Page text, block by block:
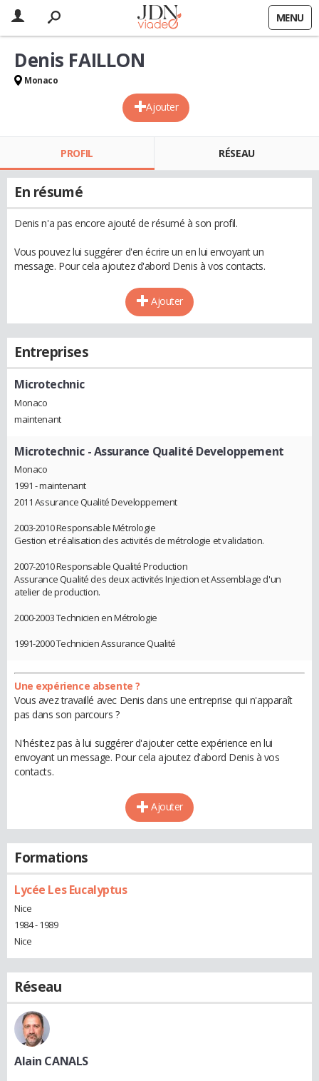
MENU
Ajouter
Denis FAILLON
Monaco
PROFIL RÉSEAU
En résumé
Denis n'a pas encore ajouté de résumé à son profil.
Vous pouvez lui suggérer d'en écrire un en lui envoyant un
message. Pour cela ajoutez d'abord Denis à vos contacts.
Ajouter
Entreprises
Microtechnic
Monaco
maintenant
Microtechnic- Assurance Qualité Developpement
Monaco
1991 - maintenant
2011 Assurance Qualité Developpement
2003-2010 Responsable Métrologie
Gestion et réalisation des activités de métrologie et validation.
2007-2010 Responsable Qualité Production
Assurance Qualité des deux activités Injection et Assemblage d'un
atelier de production.
2000-2003 Technicien en Métrologie
1991-2000 Technicien Assurance Qualité
Une expérience absente ?
Vous avez travaillé avec Denis dans une entreprise qui n'apparaît
pas dans son parcours ?
N'hésitez pas à lui suggérer d'ajouter cette expérience en lui
envoyant un message. Pour cela ajoutez d'abord Denis à vos
contacts.
Ajouter
Formations
Lycée Les Eucalyptus
Nice
1984 - 1989
Nice
Réseau
Alain CANALS